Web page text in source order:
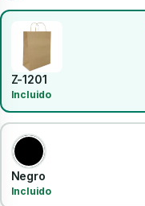
Z-1201
Incluido
Negro
Incluido